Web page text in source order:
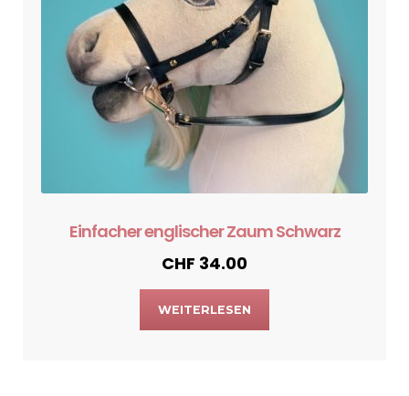
Einfacher englischer Zaum Schwarz
CHF 34.00
WEITERLESEN